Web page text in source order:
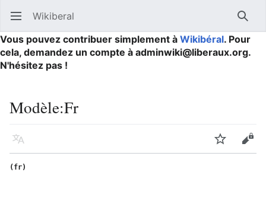
Ouvrir le menu principal Wikiberal
Vous pouvez contribuer simplement à Wikibéral. Pour
cela, demandez un compte à adminwiki@liberaux.org.
N'hésitez pas !
Modèle:Fr
Langue Suivre
(fr)